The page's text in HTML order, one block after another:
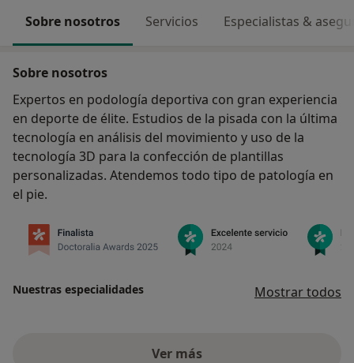
Sobre nosotros Servicios Especialistas &
Sobre nosotros
Expertos en podología deportiva con gran experiencia
en deporte de élite. Estudios de la pisada con la última
tecnología en análisis del movimiento y uso de la
tecnología 3D para la confección de plantillas
personalizadas. Atendemos todo tipo de patología en
el pie.
Nuestras especialidades Mostrar todos
Ver más